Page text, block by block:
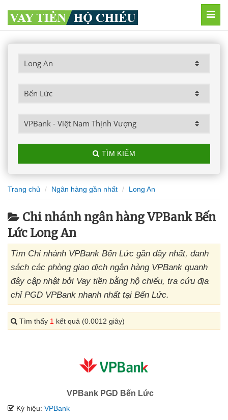
TÌM KIẾM
Trang chủ Ngân hàng gần nhất Long An
Chi nhánh ngân hàng VPBank Bến
Lức Long An
Tìm Chi nhánh VPBank Bến Lức gần đây nhất, danh
sách các phòng giao dịch ngân hàng VPBank quanh
đây cập nhật bởi Vay tiền bằng hộ chiếu, tra cứu địa
chỉ PGD VPBank nhanh nhất tại Bến Lức.
Tìm thấy 1 kết quả (0.0012 giây)
VPBank PGD Bến Lức
Ký hiệu: VPBank